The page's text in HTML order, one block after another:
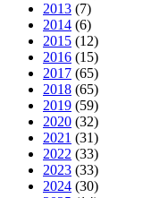
2013 (7)
2014 (6)
2015 (12)
2016 (15)
2017 (65)
2018 (65)
2019 (59)
2020 (32)
2021 (31)
2022 (33)
2023 (33)
2024 (30)